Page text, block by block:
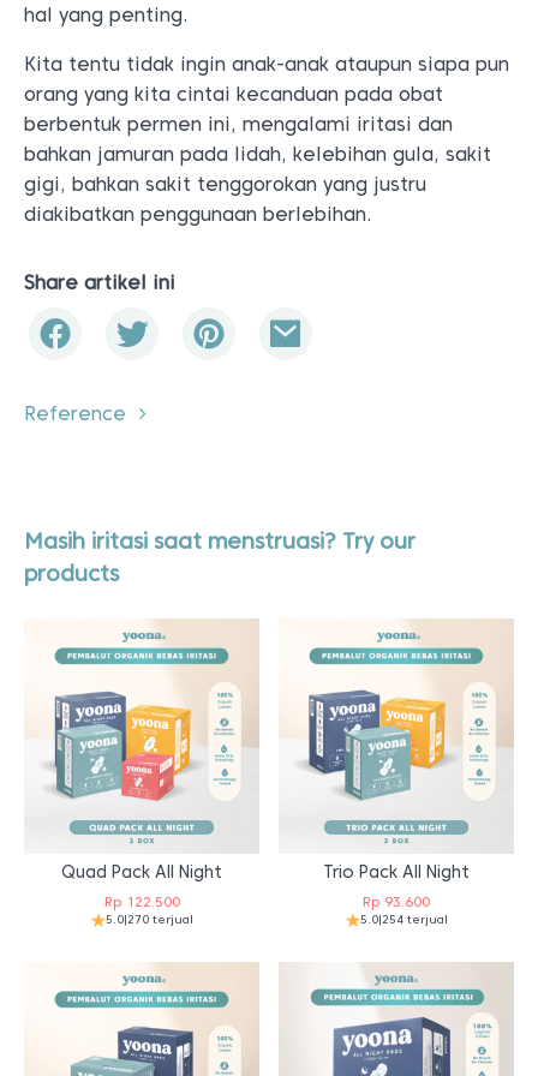
hal yang penting.
Kita tentu tidak ingin anak-anak ataupun siapa pun
orang yang kita cintai kecanduan pada obat
berbentuk permen ini, mengalami iritasi dan
bahkan jamuran pada lidah, kelebihan gula, sakit
gigi, bahkan sakit tenggorokan yang justru
diakibatkan penggunaan berlebihan.
Share artikel ini
Reference
Masih iritasi saat menstruasi? Try our
products
Quad Pack All Night
Rp122.500
5.0|270 terjual
Trio Pack All Night
Rp 93.600
5.0|254 terjual